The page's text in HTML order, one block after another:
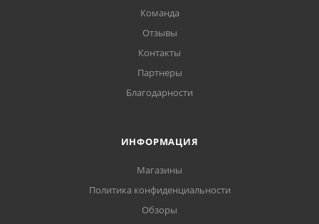
Команда
Отзывы
Контакты
Партнеры
Благодарности
ИНФОРМАЦИЯ
Магазины
Политика конфиденциальности
Обзоры